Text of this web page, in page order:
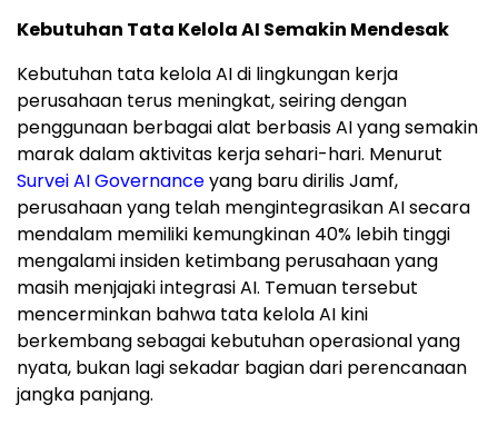
Kebutuhan Tata Kelola AI Semakin Mendesak
Kebutuhan tata kelola AI di lingkungan kerja
perusahaan terus meningkat, seiring dengan
penggunaan berbagai alat berbasis AI yang semakin
marak dalam aktivitas kerja sehari-hari. Menurut
Survei AI Governanceyang baru dirilis Jamf,
perusahaan yang telah mengintegrasikan AI secara
mendalam memiliki kemungkinan 40% lebih tinggi
mengalami insiden ketimbang perusahaan yang
masih menjajaki integrasi AI. Temuan tersebut
mencerminkan bahwa tata kelola AI kini
berkembang sebagai kebutuhan operasional yang
nyata, bukan lagi sekadar bagian dari perencanaan
jangka panjang.